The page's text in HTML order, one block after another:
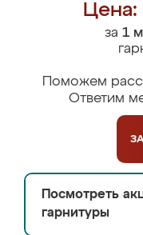
за 1
Поможем
Ответим
Посмотреть
гарнитуры